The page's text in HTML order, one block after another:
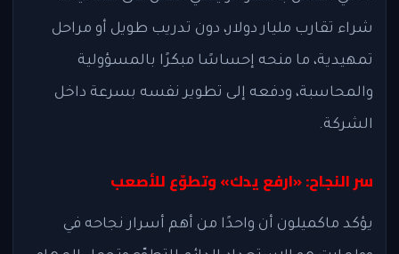
شراء تقارب مليار دولار، دون تدريب طويل أو مراحل
تمهيدية، ما منحه إحساسًا مبكرًا بالمسؤولية
والمحاسبة، ودفعه إلى تطوير نفسه بسرعة داخل
الشركة.
سر النجاح: «ارفع يدك» وتطوّع للأصعب
يؤكد ماكميلون أن واحدًا من أهم أسرار نجاحه في